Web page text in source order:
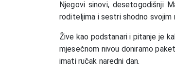
Njegovi sinovi, desetogodišnji
roditeljima i sestri shodno svojim
Žive kao podstanari i pitanje je
mjesečnom nivou doniramo
imati ručak naredni dan.